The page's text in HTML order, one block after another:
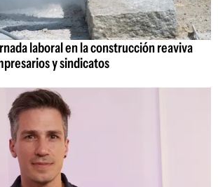
laboral en la construcción reaviva
y sindicatos